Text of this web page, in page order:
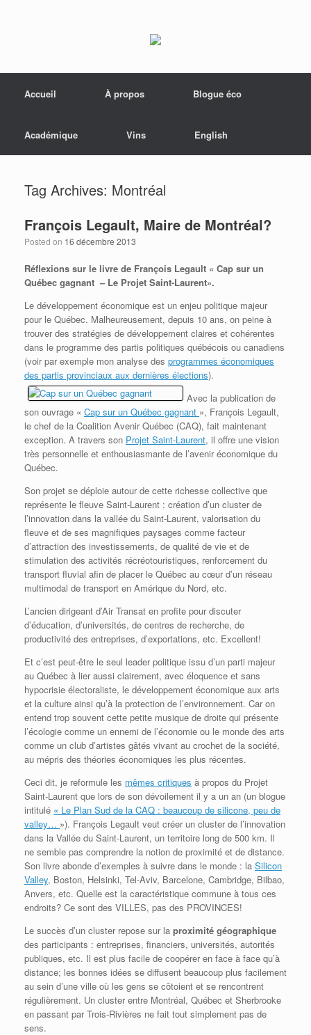
Accueil
À propos Blogue éco
Académique Vins English
Tag Archives: Montréal
François Legault, Maire de Montréal?
Posted on 16 décembre 2013
Réflexions sur le livre de François Legault « Cap sur un
Québec gagnant – Le Projet Saint-Laurent».
Le développement économique est un enjeu politique majeur
pour le Québec. Malheureusement, depuis 10 ans, on peine à
trouver des stratégies de développement claires et cohérentes
dans le programme des partis politiques québécois ou canadiens
(voir par exemple mon analyse des programmes économiques
des partis provinciaux aux dernières élections).
Avec la publication de
son ouvrage « Cap sur un Québec gagnant », François Legault,
le chef de la Coalition Avenir Québec (CAQ), fait maintenant
exception. A travers son Projet Saint-Laurent, il offre une vision
très personnelle et enthousiasmante de l’avenir économique du
Québec.
Son projet se déploie autour de cette richesse collective que
représente le fleuve Saint-Laurent : création d’un cluster de
l’innovation dans la vallée du Saint-Laurent, valorisation du
fleuve et de ses magnifiques paysages comme facteur
d’attraction des investissements, de qualité de vie et de
stimulation des activités récréotouristiques, renforcement du
transport fluvial afin de placer le Québec au cœur d’un réseau
multimodal de transport en Amérique du Nord, etc.
L’ancien dirigeant d’Air Transat en profite pour discuter
d’éducation, d’universités, de centres de recherche, de
productivité des entreprises, d’exportations, etc. Excellent!
Et c’est peut-être le seul leader politique issu d’un parti majeur
au Québec à lier aussi clairement, avec éloquence et sans
hypocrisie électoraliste, le développement économique aux arts
et la culture ainsi qu’à la protection de l’environnement. Car on
entend trop souvent cette petite musique de droite qui présente
l’écologie comme un ennemi de l’économie ou le monde des arts
comme un club d’artistes gâtés vivant au crochet de la société,
au mépris des théories économiques les plus récentes.
Ceci dit, je reformule les mêmes critiques à propos du Projet
Saint-Laurent que lors de son dévoilement il y a un an (un blogue
intitulé « Le Plan Sud de la CAQ : beaucoup de silicone, peu de
valley… »). François Legault veut créer un cluster de l’innovation
dans la Vallée du Saint-Laurent, un territoire long de 500 km. Il
ne semble pas comprendre la notion de proximité et de distance.
Son livre abonde d’exemples à suivre dans le monde : la Silicon
Valley, Boston, Helsinki, Tel-Aviv, Barcelone, Cambridge, Bilbao,
Anvers, etc. Quelle est la caractéristique commune à tous ces
endroits? Ce sont des VILLES, pas des PROVINCES!
Le succès d’un cluster repose sur la proximité géographique
des participants : entreprises, financiers, universités, autorités
publiques, etc. Il est plus facile de coopérer en face à face qu’à
distance; les bonnes idées se diffusent beaucoup plus facilement
au sein d’une ville où les gens se côtoient et se rencontrent
régulièrement. Un cluster entre Montréal, Québec et Sherbrooke
en passant par Trois-Rivières ne fait tout simplement pas de
sens.